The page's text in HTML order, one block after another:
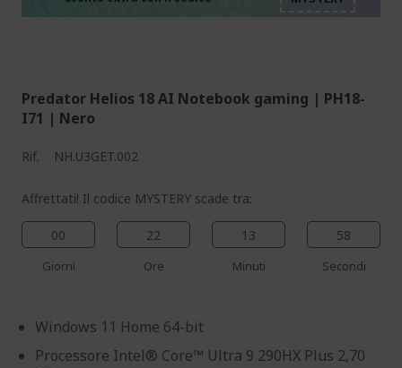
Predator Helios 18 AI Notebook gaming | PH18-
I71 | Nero
Rif. NH.U3GET.002
Affrettati! Il codice MYSTERY scade tra:
00
Giorni
22
Ore
13
Minuti
57
Secondi
Windows 11 Home 64-bit
Processore Intel® Core™ Ultra 9 290HX Plus 2,70